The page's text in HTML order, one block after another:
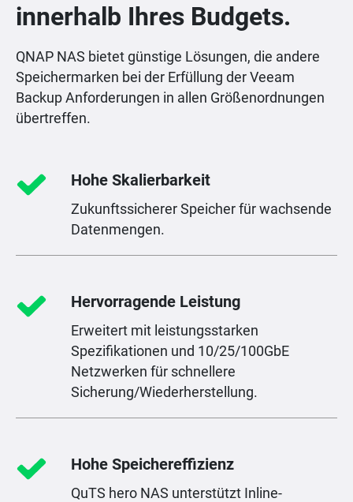
innerhalb Ihres Budgets.
QNAP NAS bietet günstige Lösungen, die andere
Speichermarken bei der Erfüllung der Veeam
Backup Anforderungen in allen Größenordnungen
übertreffen.
Hohe Skalierbarkeit
Zukunftssicherer Speicher für wachsende
Datenmengen.
Hervorragende Leistung
Erweitert mit leistungsstarken
Spezifikationen und 10/25/100GbE
Netzwerken für schnellere
Sicherung/Wiederherstellung.
Hohe Speichereffizienz
QuTS hero NAS unterstützt Inline-